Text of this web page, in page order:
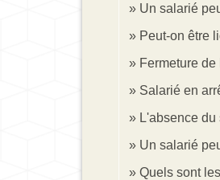
Un salarié
Peut-on être
Fermeture
Salarié en
L'absence
Un salarié
Quels sont